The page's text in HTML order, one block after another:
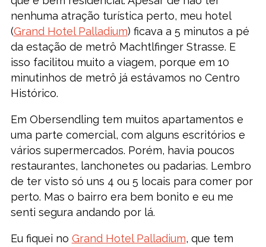
nenhuma atração turística perto, meu hotel
(Grand Hotel Palladium) ficava a 5 minutos a pé
da estação de metrô Machtlfinger Strasse. E
isso facilitou muito a viagem, porque em 10
minutinhos de metrô já estávamos no Centro
Histórico.
Em Obersendling tem muitos apartamentos e
uma parte comercial, com alguns escritórios e
vários supermercados. Porém, havia poucos
restaurantes, lanchonetes ou padarias. Lembro
de ter visto só uns 4 ou 5 locais para comer por
perto. Mas o bairro era bem bonito e eu me
senti segura andando por lá.
Eu fiquei no Grand Hotel Palladium, que tem